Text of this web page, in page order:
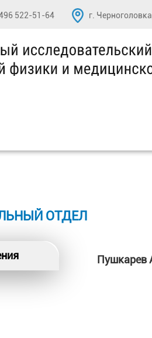
522-51-64 г.
ОТДЕЛ
Пушкарев